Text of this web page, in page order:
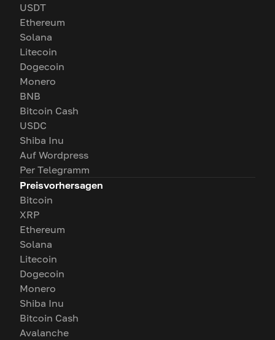
USDT
Ethereum
Solana
Litecoin
Dogecoin
Monero
BNB
Bitcoin Cash
USDC
Shiba Inu
Auf Wordpress
Per Telegramm
Preisvorhersagen
Bitcoin
XRP
Ethereum
Solana
Litecoin
Dogecoin
Monero
Shiba Inu
Bitcoin Cash
Avalanche